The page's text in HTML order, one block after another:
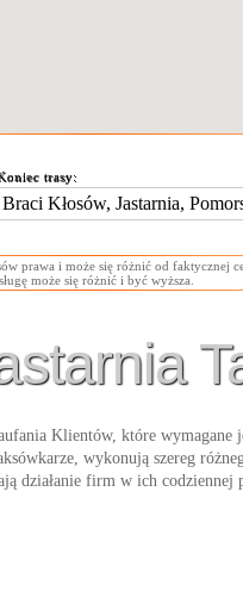
trasy:
prawa i może się różnić od faktycznej
może się różnić i być wyższa.
Klientów, które
wykonują szereg
działanie firm w ich codziennej